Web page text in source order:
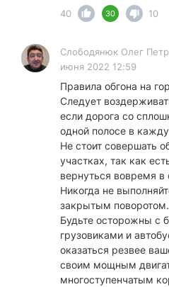
40 30 10
Слободянюк Олег
июня 2022 12:59
Правила обгона на
Следует
если дорога со
одной полосе в
Не стоит совершать
участках, так как
вернуться вовремя в
Никогда не
закрытым поворотом.
Будьте осторожны с
грузовиками и
оказаться резвее
своим мощным
многоступенчатым